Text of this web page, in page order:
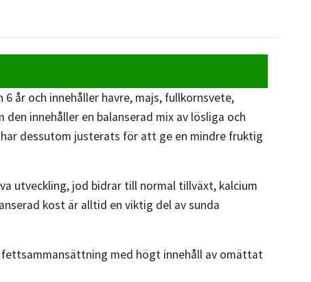
år och innehåller havre, majs, fullkornsvete,
innehåller en balanserad mix av lösliga och
dessutom justerats för att ge en mindre fruktig
utveckling, jod bidrar till normal tillväxt, kalcium
kost är alltid en viktig del av sunda
med högt innehåll av omättat